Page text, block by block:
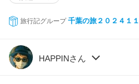
旅行記グループ 千葉の旅２０２４１１
HAPPINさん